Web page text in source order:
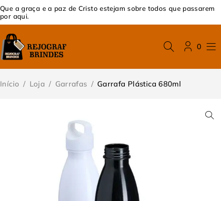
Que a graça e a paz de Cristo estejam sobre todos que passarem
por aqui.
0
Início / Loja / Garrafas / Garrafa Plástica 680ml